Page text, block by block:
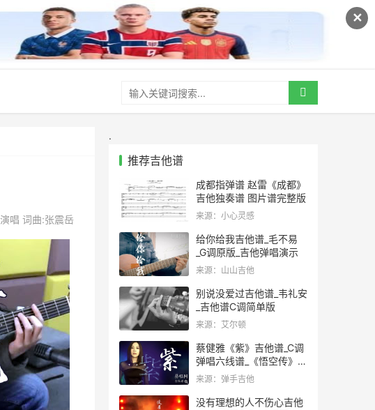
✕
演唱 词曲:张震岳
.
推荐吉他谱
成都指弹谱 赵雷《成都》
吉他独奏谱 图片谱完整版
来源：小心灵感
给你给我吉他谱_毛不易
_G调原版_吉他弹唱演示
来源：山山吉他
别说没爱过吉他谱_韦礼安
_吉他谱C调简单版
来源：艾尔顿
蔡健雅《紫》吉他谱_C调
弹唱六线谱_《悟空传》片
中版
来源：弹手吉他
没有理想的人不伤心吉他